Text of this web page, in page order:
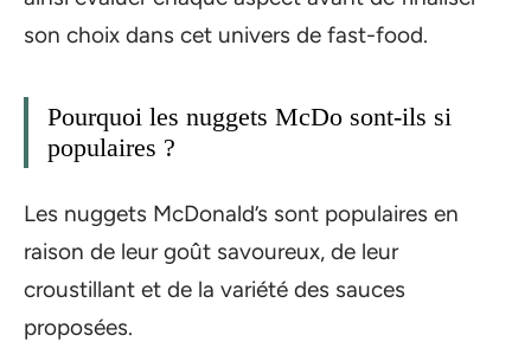
son choix dans cet univers de fast-food.
Pourquoi les nuggets McDo sont-ils si
populaires ?
Les nuggets McDonald’s sont populaires en
raison de leur goût savoureux, de leur
croustillant et de la variété des sauces
proposées.